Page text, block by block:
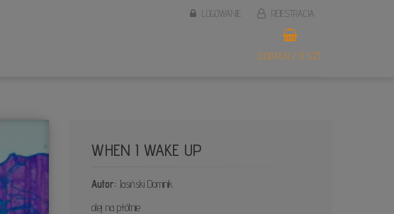
LOGOWANIE REJESTRACJA
0,00 PLN / 0 SZT.
WHEN I WAKE UP
Autor: Jasiński Dominik
olej na płótnie